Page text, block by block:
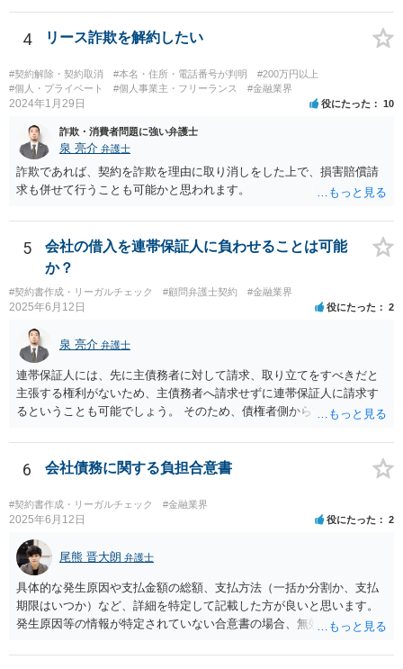
りません。会社が貴方に損害賠償請求をするには、在職中の管理監督
義務違反、引継ぎの不備、不正の兆候を知りながら放置したことな
ど、具体的な義務違反と損害との因果関係を主張・立証する必要があ
ります。なお、在職中から会計処理や現金管理の不自然さを認識して
いた、部下に過度な権限を与えたまま放置していた、退職時に重要な
情報を引き継がなかった等の事情があれば、会社から問題視される可
能性はあるでしょう。 対応としては、まず会社から何を求められてい
るのかを明確にすることが重要です。謝罪、調査協力、金銭負担、始
末書提出など、求められている内容によって対応は異なります。不用
意に責任を認める文書を作成したり、損害負担を約束したりすること
は避けるべきです。一方で、在職中の業務内容、権限分掌、引継ぎ資
いる場合には、会社とのやり取りを保存し、弁護士に相談したうえで
対応なさった方がよいでしょう。
4 リース詐欺を解約したい
#契約解除・契約取消 #本名・住所・電話番号が判明
#200万円以上
#個人・プライベート
#個人事業主・フリーランス #金融業界
2024年1月29日 役にたった 10
詐欺・消費者問題に強い弁護士
泉 亮介 弁護士
詐欺であれば、契約を詐欺を理由に取り消しをした上で、損害賠償請
求も併せて行うことも可能かと思われます。
5
会社の借入を連帯保証人に負わせることは可能
か？
#契約書作成・リーガルチェック #顧問弁護士契約 #金融業界
2025年6月12日 役にたった 2
泉 亮介 弁護士
連帯保証人には、先に主債務者に対して請求、取り立てをすべきだと
主張する権利がないため、主債務者へ請求せずに連帯保証人に請求す
るということも可能でしょう。 そのため、債権者側からすれば、会社
求しても良いものとなります。
6 会社債務に関する負担合意書
#契約書作成・リーガルチェック #金融業界
2025年6月12日 役にたった 2
尾熊 晋大朗 弁護士
具体的な発生原因や支払金額の総額、支払方法（一括か分割か、支払
期限はいつか）など、詳細を特定して記載した方が良いと思います。
発生原因等の情報が特定されていない合意書の場合、無効になるリス
項など、合意書に記載した方が良い文言もありますので、ご注意され